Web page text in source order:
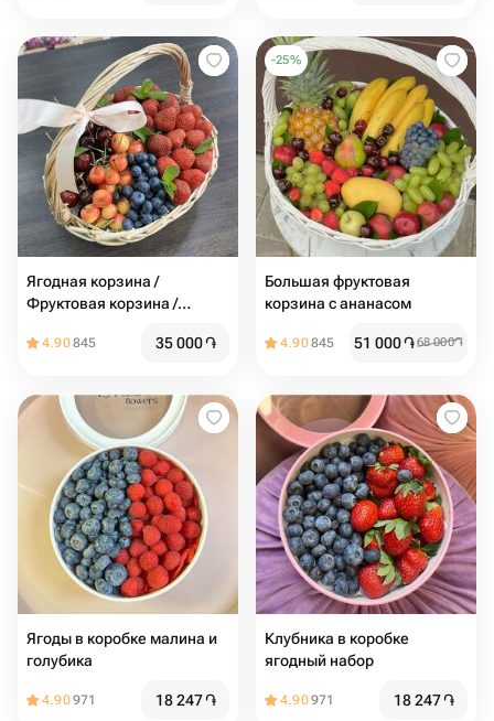
Ягодная корзина /
Фруктовая корзина /
Клубника / Черешня
4.90845 35 000֏
-25%
Большая фруктовая
корзина с ананасом
4.90845 51 000֏68 000֏
Ягоды в коробке малина и
голубика
4.90971 18 247֏
Клубника в коробке
ягодный набор
4.90971 18 247֏